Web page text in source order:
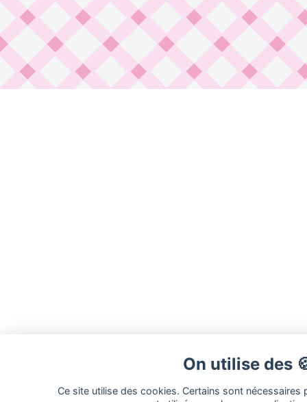
On utilise des
Ce site utilise des cookies. Certains sont